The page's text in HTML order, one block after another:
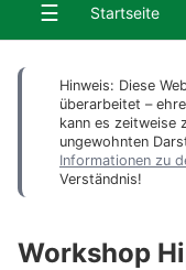
☰ Startseite
Hinweis: Diese
überarbeitet –
kann es zeitweise
ungewohnten
Informationen zu
Verständnis!
Workshop